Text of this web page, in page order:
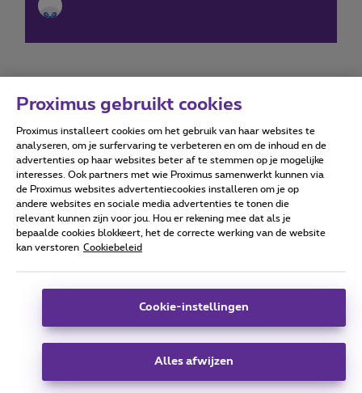
Forumvoorwaarden Accessibility statement
Alle rechten voorbehouden. © Proximus
Algemene voorwaarden, consumenteninfo
Deze website is gecreëerd en wordt beheerd conform het
Koning Albert II-laan 27 - B-1030 Brussel.
Proximus gebruikt cookies
Proximus installeert cookies om het gebruik van haar websites te
analyseren, om je surfervaring te verbeteren en om de inhoud en de
advertenties op haar websites beter af te stemmen op je mogelijke
interesses. Ook partners met wie Proximus samenwerkt kunnen via
de Proximus websites advertentiecookies installeren om je op
andere websites en sociale media advertenties te tonen die
relevant kunnen zijn voor jou. Hou er rekening mee dat als je
bepaalde cookies blokkeert, het de correcte werking van de website
kan verstoren Cookiebeleid
Cookie-instellingen
Alles afwijzen